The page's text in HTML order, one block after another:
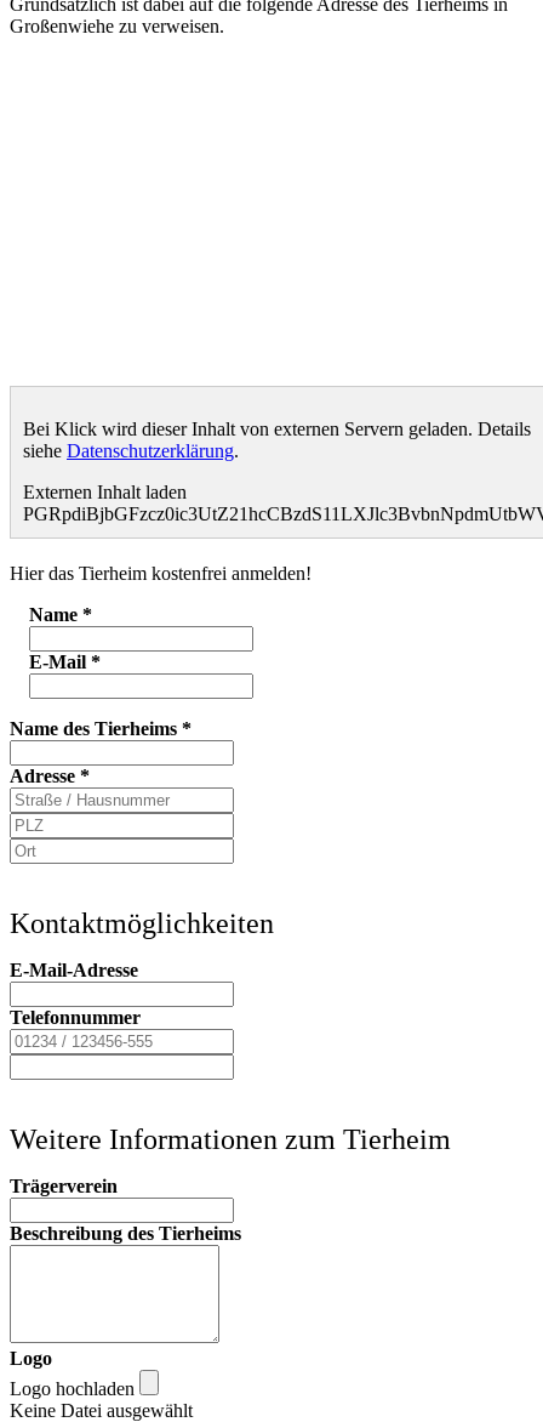
Großenwiehe zu verweisen.
Bei Klick wird dieser Inhalt von externen Servern geladen. Details
siehe Datenschutzerklärung.
Externen Inhalt laden
Hier das Tierheim kostenfrei anmelden!
Name *
E-Mail *
Name des Tierheims *
Adresse *
Kontaktmöglichkeiten
E-Mail-Adresse
Telefonnummer
Weitere Informationen zum Tierheim
Trägerverein
Beschreibung des Tierheims
Logo
Logo hochladen
Keine Datei ausgewählt